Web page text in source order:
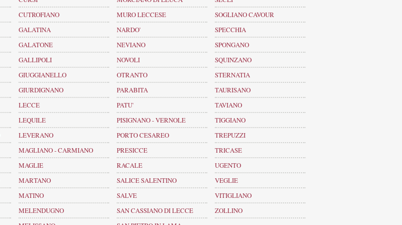
CUTROFIANO
GALATINA
GALATONE
GALLIPOLI
GIUGGIANELLO
GIURDIGNANO
LECCE
LEQUILE
LEVERANO
MAGLIANO - CARMIANO
MAGLIE
MARTANO
MATINO
MELENDUGNO
MURO LECCESE
NARDO'
NEVIANO
NOVOLI
OTRANTO
PARABITA
PATU'
PISIGNANO - VERNOLE
PORTO CESAREO
PRESICCE
RACALE
SALICE SALENTINO
SALVE
SAN CASSIANO DI LECCE
SOGLIANO CAVOUR
SPECCHIA
SPONGANO
SQUINZANO
STERNATIA
TAURISANO
TAVIANO
TIGGIANO
TREPUZZI
TRICASE
UGENTO
VEGLIE
VITIGLIANO
ZOLLINO